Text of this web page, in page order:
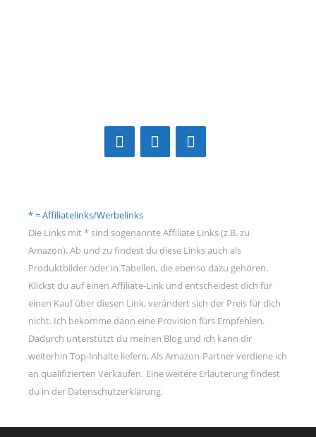
* = Affiliatelinks/Werbelinks
Die Links mit * sind sogenannte Affiliate Links (z.B. zu
Amazon). Ab und zu findest du diese Links auch als
Produktbilder oder in Tabellen, die ebenso dazu gehören.
Klickst du auf einen Affiliate-Link und entscheidest dich für
einen Kauf über diesen Link, verändert sich der Preis für dich
nicht. Ich bekomme dann eine Provision fürs Empfehlen.
Dadurch unterstützt du meinen Blog und ich kann dir
weiterhin Top-Inhalte liefern. Als Amazon-Partner verdiene ich
an qualifizierten Verkäufen. Eine weitere Erläuterung findest
du in der Datenschutzerklärung.